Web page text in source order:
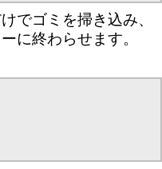
でゴミを掃き込み、
に終わらせます。